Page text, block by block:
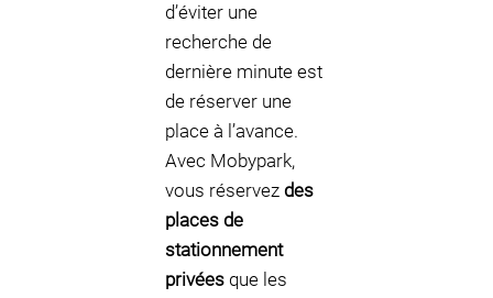
d’éviter une
recherche de
dernière minute est
de réserver une
place à l’avance.
Avec Mobypark,
vous réservez des
places de
stationnement
privées que les